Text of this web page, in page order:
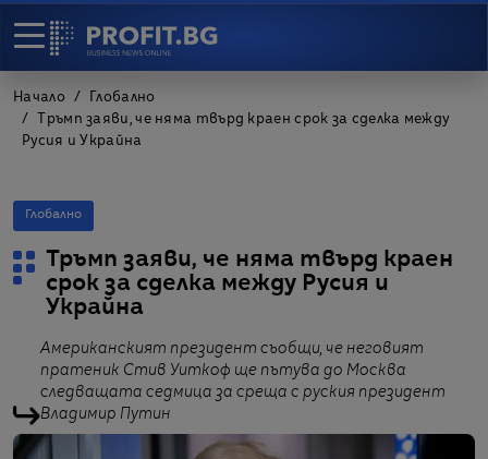
Начало
Глобално
Тръмп заяви, че няма твърд краен срок за сделка между
Русия и Украйна
Глобално
Тръмп заяви, че няма твърд краен
срок за сделка между Русия и
Украйна
Американският президент съобщи, че неговият
пратеник Стив Уиткоф ще пътува до Москва
следващата седмица за среща с руския президент
Владимир Путин